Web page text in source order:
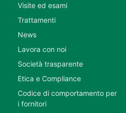
Visite ed esami
Trattamenti
News
Lavora con noi
Società trasparente
Etica e Compliance
Codice di comportamento per
i fornitori